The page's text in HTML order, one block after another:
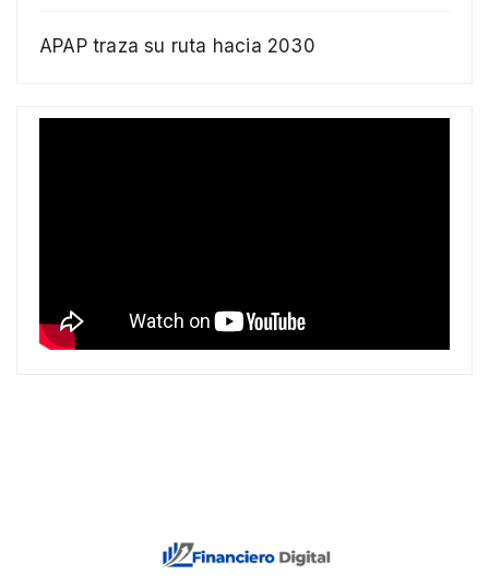
APAP traza su ruta hacia 2030